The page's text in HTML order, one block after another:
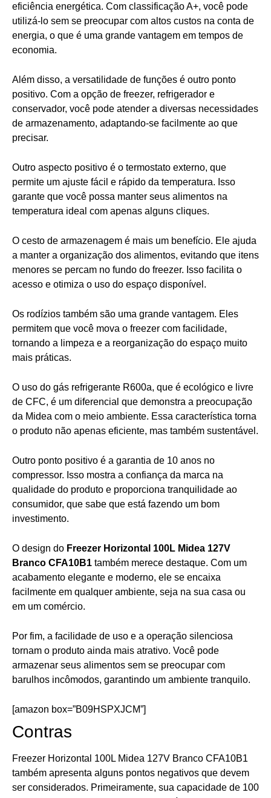
eficiência energética. Com classificação A+, você pode
utilizá-lo sem se preocupar com altos custos na conta de
energia, o que é uma grande vantagem em tempos de
economia.
Além disso, a versatilidade de funções é outro ponto
positivo. Com a opção de freezer, refrigerador e
conservador, você pode atender a diversas necessidades
de armazenamento, adaptando-se facilmente ao que
precisar.
Outro aspecto positivo é o termostato externo, que
permite um ajuste fácil e rápido da temperatura. Isso
garante que você possa manter seus alimentos na
temperatura ideal com apenas alguns cliques.
O cesto de armazenagem é mais um benefício. Ele ajuda
a manter a organização dos alimentos, evitando que itens
menores se percam no fundo do freezer. Isso facilita o
acesso e otimiza o uso do espaço disponível.
Os rodízios também são uma grande vantagem. Eles
permitem que você mova o freezer com facilidade,
tornando a limpeza e a reorganização do espaço muito
mais práticas.
O uso do gás refrigerante R600a, que é ecológico e livre
de CFC, é um diferencial que demonstra a preocupação
da Midea com o meio ambiente. Essa característica torna
o produto não apenas eficiente, mas também sustentável.
Outro ponto positivo é a garantia de 10 anos no
compressor. Isso mostra a confiança da marca na
qualidade do produto e proporciona tranquilidade ao
consumidor, que sabe que está fazendo um bom
investimento.
O design do Freezer Horizontal 100L Midea 127V
Branco CFA10B1 também merece destaque. Com um
acabamento elegante e moderno, ele se encaixa
facilmente em qualquer ambiente, seja na sua casa ou
em um comércio.
Por fim, a facilidade de uso e a operação silenciosa
tornam o produto ainda mais atrativo. Você pode
armazenar seus alimentos sem se preocupar com
barulhos incômodos, garantindo um ambiente tranquilo.
[amazon box=”B09HSPXJCM”]
Contras
Freezer Horizontal 100L Midea 127V Branco CFA10B1
também apresenta alguns pontos negativos que devem
ser considerados. Primeiramente, sua capacidade de 100